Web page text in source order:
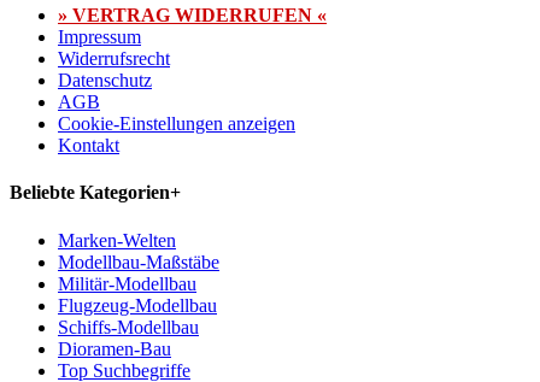
» VERTRAG WIDERRUFEN «
Impressum
Widerrufsrecht
Datenschutz
AGB
Cookie-Einstellungen anzeigen
Kontakt
Beliebte Kategorien+
Marken-Welten
Modellbau-Maßstäbe
Militär-Modellbau
Flugzeug-Modellbau
Schiffs-Modellbau
Dioramen-Bau
Top Suchbegriffe